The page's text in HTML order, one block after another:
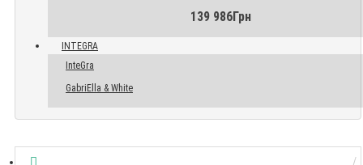
139 986Грн
INTEGRA
InteGra
GabriElla & White